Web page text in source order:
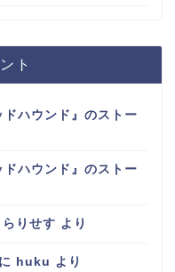
ト
ハウンド』のストー
ハウンド』のストー
らりせす より
に huku より